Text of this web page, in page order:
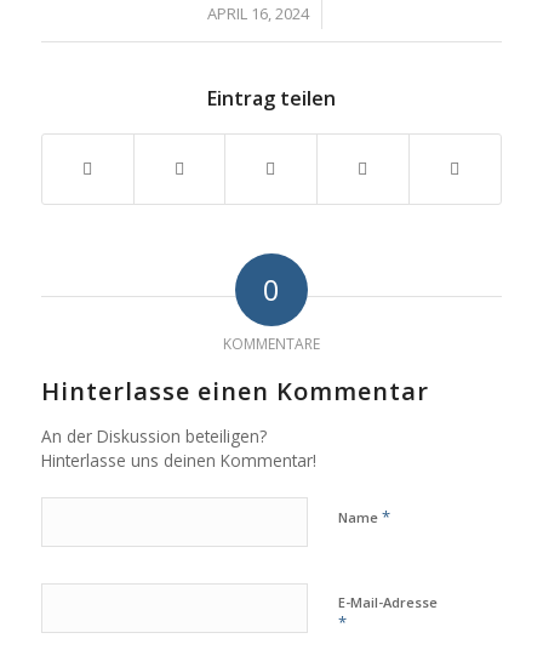
APRIL 16, 2024
/
Eintrag teilen
0
KOMMENTARE
Hinterlasse einen Kommentar
An der Diskussion beteiligen?
Hinterlasse uns deinen Kommentar!
Name *
E-Mail-Adresse
*